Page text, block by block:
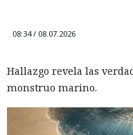
08:34 / 08.07.2026
Hallazgo revela las
monstruo marino.